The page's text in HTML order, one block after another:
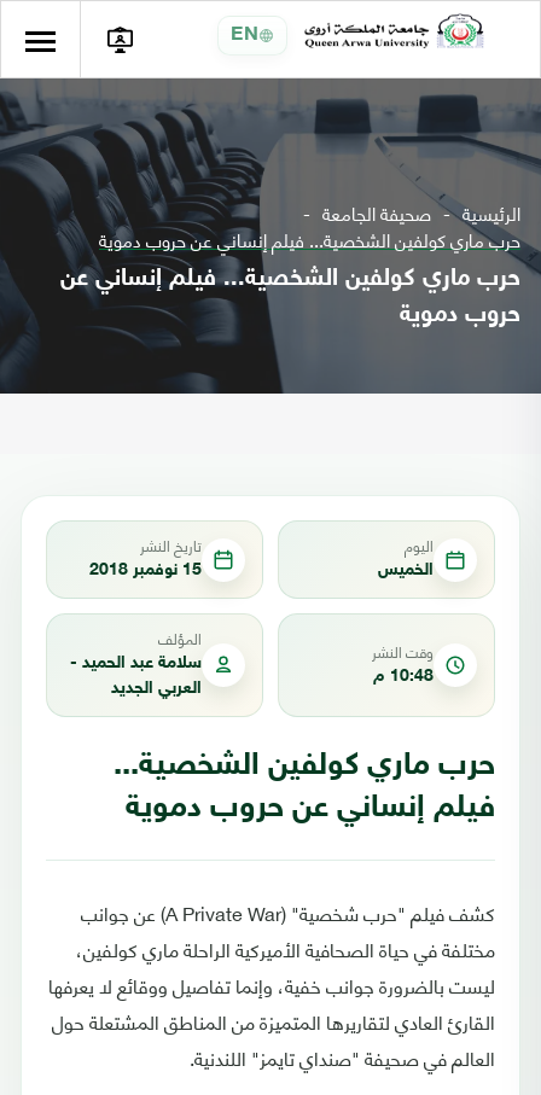
EN
الرئيسية صحيفة الجامعة
حرب ماري كولفين الشخصية... فيلم إنساني عن حروب دموية
حرب ماري كولفين الشخصية... فيلم إنساني عن
حروب دموية
اليوم
الخميس
تاريخ النشر
15 نوفمبر 2018
وقت النشر
10:48 م
المؤلف
سلامة عبد الحميد -
العربي الجديد
حرب ماري كولفين الشخصية...
فيلم إنساني عن حروب دموية
كشف فيلم "حرب شخصية" (A Private War) عن جوانب
مختلفة في حياة الصحافية الأميركية الراحلة ماري كولفين،
ليست بالضرورة جوانب خفية، وإنما تفاصيل ووقائع لا يعرفها
القارئ العادي لتقاريرها المتميزة من المناطق المشتعلة حول
العالم في صحيفة "صنداي تايمز" اللندنية.